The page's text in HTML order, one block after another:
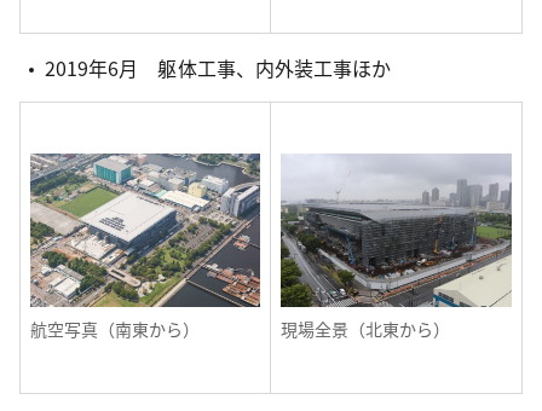
2019年6月 躯体工事、内外装工事ほか
航空写真（南東から） 現場全景（北東から）